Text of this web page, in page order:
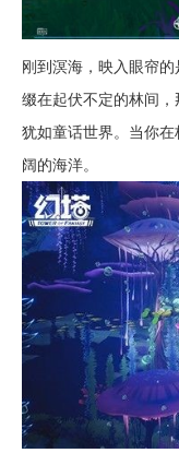
刚到溟海，映入眼帘
缀在起伏不定的林间，
犹如童话世界。当你
阔的海洋。